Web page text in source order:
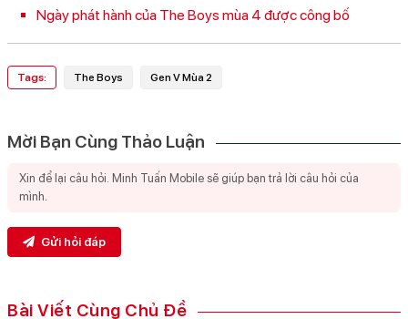
Ngày phát hành của The Boys mùa 4 được công bố
Tags: The Boys Gen V Mùa 2
Mời Bạn Cùng Thảo Luận
Gửi hỏi đáp
Bài Viết Cùng Chủ Đề